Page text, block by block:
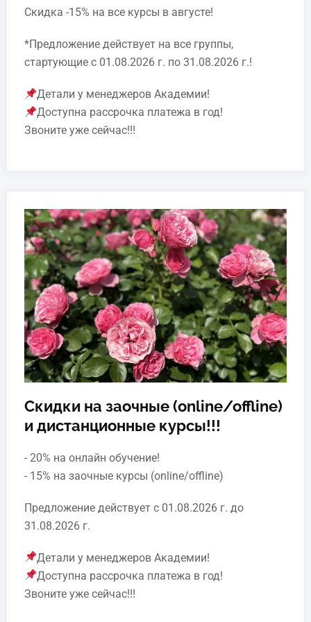
выполнению массажа шейно-
воротниковой зоны
Общий массаж тела
1. Методические указания по
выполнению общего массажа
2. Общий массаж тела: спины,
Лимфодренирующий
массаж тела
1. Строение лимфатической
· лимфатические пути;
· первичные лимфатические
органы;
· вторичные лимфатические
органы
2. Функции лимфы
4. Лимфодренажный массаж:
лимфодренажного массажа;
· техника выполнения
массажа
Баночный массаж
1. Инструментарий для выполнения
Виктория Викторовна
therapist"
Детальніше
Щербина Людмила Васильевна
Преподаватель массажа, медсестра
лечебного массажа Медицинского Центра
«Партнер Плюс», массажист-остеопат
Скидка -15% на все курсы в августе!
*Предложение действует на все группы,
стартующие с 01.08.2026 г. по 31.08.2026 г.!
Детали у менеджеров Академии!
Доступна рассрочка платежа в год!
Звоните уже сейчас!!!
Скидки на заочные (online/offline)
и дистанционные курсы!!!
- 20% на онлайн обучение!
- 15% на заочные курсы (online/offline)
Предложение действует с 01.08.2026 г. до
31.08.2026 г.
Детали у менеджеров Академии!
Доступна рассрочка платежа в год!
Звоните уже сейчас!!!